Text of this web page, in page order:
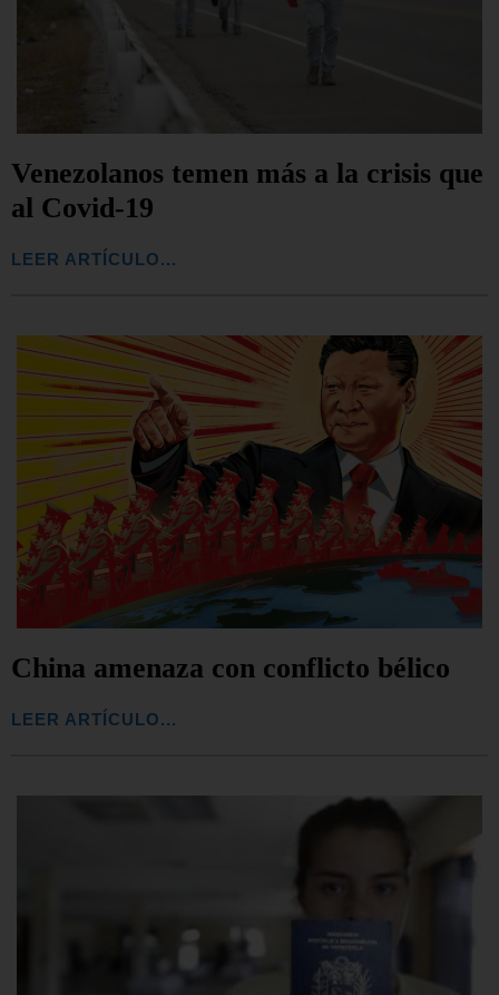
Venezolanos temen más a la crisis que
al Covid-19
LEER ARTÍCULO...
China amenaza con conflicto bélico
LEER ARTÍCULO...